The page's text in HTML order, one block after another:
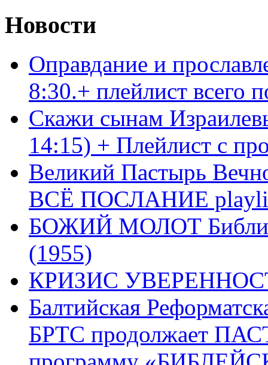
Новости
Оправдание и
8:30.+ плейлист
Скажи сынам
14:15) + Плейлист с
Великий Пастырь
ВСЁ ПОСЛАНИЕ
БОЖИЙ МОЛОТ Библия
(1955)
КРИЗИС
Балтийская
БРТС продолжает